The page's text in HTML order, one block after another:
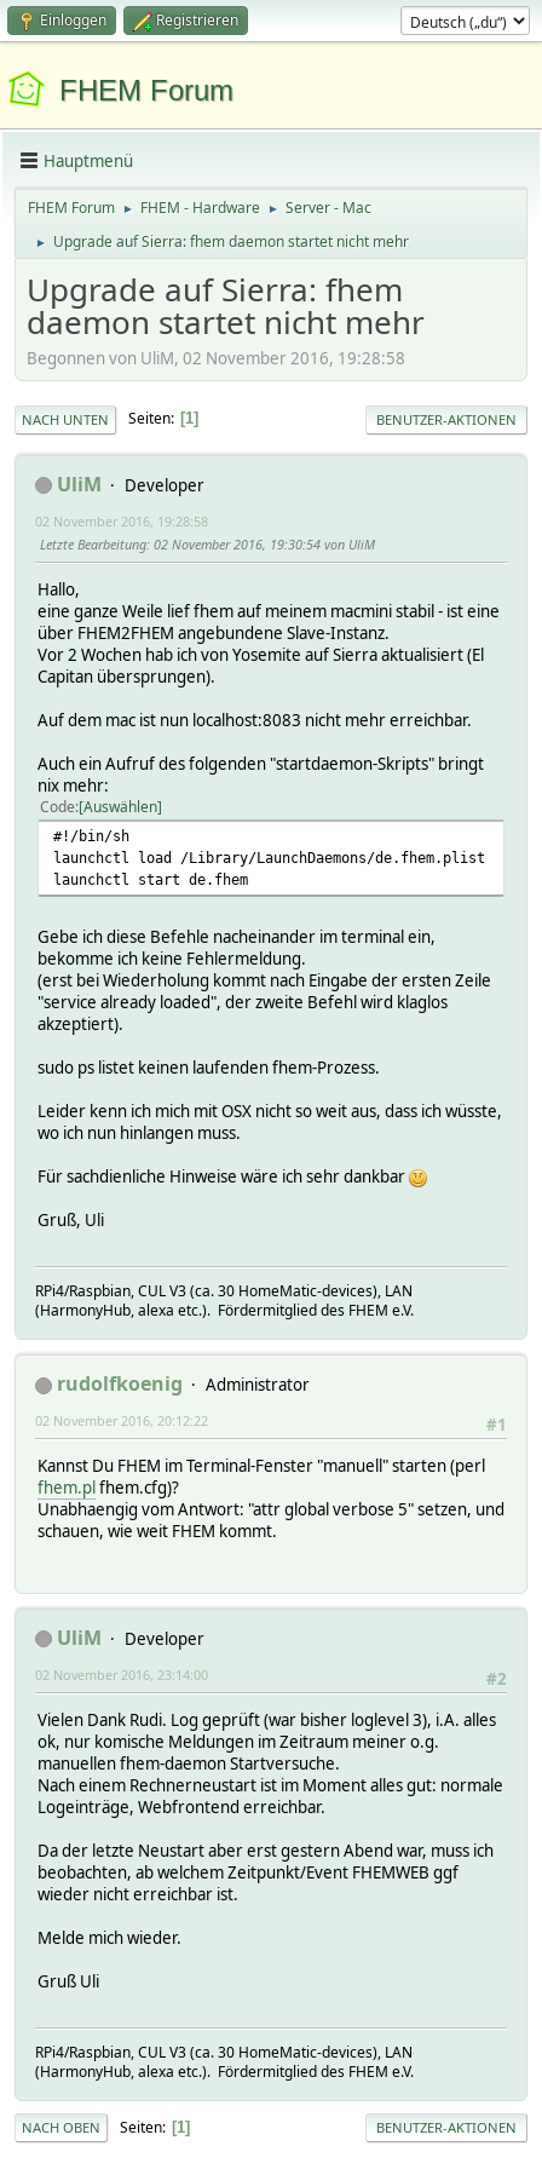
Einloggen Registrieren
FHEM Forum
Hauptmenü
FHEM Forum ► FHEM - Hardware ► Server - Mac
► Upgrade auf Sierra: fhem daemon startet nicht mehr
Upgrade auf Sierra: fhem
daemon startet nicht mehr
Begonnen von UliM, 02 November 2016, 19:28:58
NACH UNTEN Seiten 1 BENUTZER-AKTIONEN
UliM Developer
02 November 2016, 19:28:58
Letzte Bearbeitung: 02 November 2016, 19:30:54 von UliM
Hallo,
eine ganze Weile lief fhem auf meinem macmini stabil - ist eine
über FHEM2FHEM angebundene Slave-Instanz.
Vor 2 Wochen hab ich von Yosemite auf Sierra aktualisiert (El
Capitan übersprungen).
Auf dem mac ist nun localhost:8083 nicht mehr erreichbar.
Auch ein Aufruf des folgenden "startdaemon-Skripts" bringt
nix mehr:
Code Auswählen
#!/bin/sh
launchctl load /Library/LaunchDaemons/de.fhem.plist
launchctl start de.fhem
Gebe ich diese Befehle nacheinander im terminal ein,
bekomme ich keine Fehlermeldung.
(erst bei Wiederholung kommt nach Eingabe der ersten Zeile
"service already loaded", der zweite Befehl wird klaglos
akzeptiert).
sudo ps listet keinen laufenden fhem-Prozess.
Leider kenn ich mich mit OSX nicht so weit aus, dass ich wüsste,
wo ich nun hinlangen muss.
Für sachdienliche Hinweise wäre ich sehr dankbar
Gruß, Uli
RPi4/Raspbian, CUL V3 (ca. 30 HomeMatic-devices), LAN
(HarmonyHub, alexa etc.). Fördermitglied des FHEM e.V.
rudolfkoenig
Administrator
#1
02 November 2016, 20:12:22
Kannst Du FHEM im Terminal-Fenster "manuell" starten (perl
fhem.pl fhem.cfg)?
Unabhaengig vom Antwort: "attr global verbose 5" setzen, und
schauen, wie weit FHEM kommt.
UliM
Developer
#2
02 November 2016, 23:14:00
Vielen Dank Rudi. Log geprüft (war bisher loglevel 3), i.A. alles
ok, nur komische Meldungen im Zeitraum meiner o.g.
manuellen fhem-daemon Startversuche.
Nach einem Rechnerneustart ist im Moment alles gut: normale
Logeinträge, Webfrontend erreichbar.
Da der letzte Neustart aber erst gestern Abend war, muss ich
beobachten, ab welchem Zeitpunkt/Event FHEMWEB ggf
wieder nicht erreichbar ist.
Melde mich wieder.
Gruß Uli
RPi4/Raspbian, CUL V3 (ca. 30 HomeMatic-devices), LAN
(HarmonyHub, alexa etc.). Fördermitglied des FHEM e.V.
NACH OBEN Seiten 1 BENUTZER-AKTIONEN